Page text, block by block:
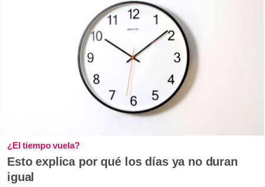
¿El tiempo vuela?
Esto explica por qué los días ya no duran
igual